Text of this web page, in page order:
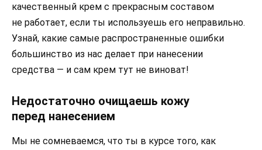
качественный крем с прекрасным составом
не работает, если ты используешь его неправильно.
Узнай, какие самые распространенные ошибки
большинство из нас делает при нанесении
средства — и сам крем тут не виноват!
Недостаточно очищаешь кожу
перед нанесением
Мы не сомневаемся, что ты в курсе того, как